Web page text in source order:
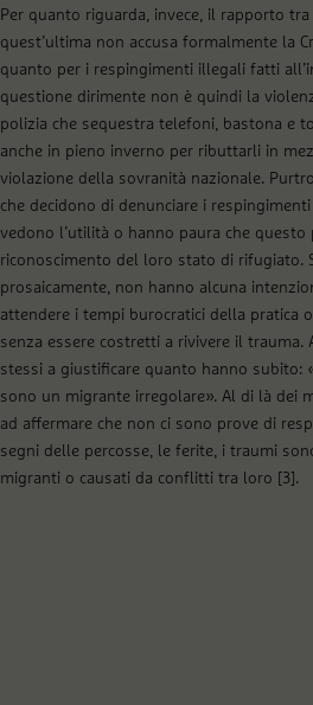
Per quanto riguarda, invece, il rapporto tra
quest’ultima non accusa formalmente la
quanto per i respingimenti illegali fatti
questione dirimente non è quindi la
polizia che sequestra telefoni, bastona e
anche in pieno inverno per ributtarli in
violazione della sovranità nazionale.
che decidono di denunciare i
vedono l’utilità o hanno paura che
riconoscimento del loro stato di rifugiato.
prosaicamente, non hanno alcuna
attendere i tempi burocratici della pratica
senza essere costretti a rivivere il trauma.
stessi a giustificare quanto hanno subito:
sono un migrante irregolare». Al di là dei
ad affermare che non ci sono prove di
segni delle percosse, le ferite, i traumi
migranti o causati da conflitti tra loro [3].